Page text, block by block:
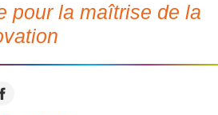
pour la maîtrise de la